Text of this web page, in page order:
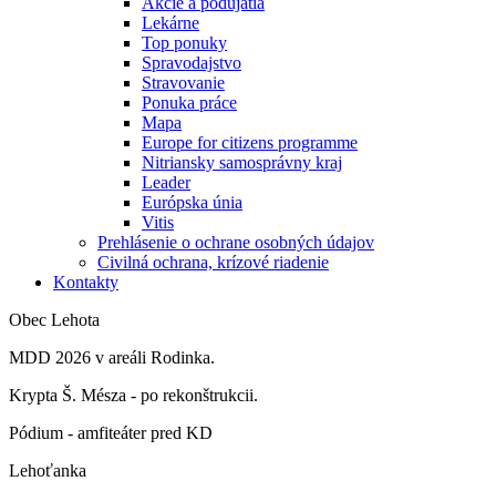
Lekárne
Top ponuky
Spravodajstvo
Stravovanie
Ponuka práce
Mapa
Europe for citizens programme
Nitriansky samosprávny kraj
Leader
Európska únia
Vitis
Prehlásenie o ochrane osobných údajov
Civilná ochrana, krízové riadenie
Kontakty
Obec Lehota
MDD 2026 v areáli Rodinka.
Krypta Š. Mésza - po rekonštrukcii.
Pódium - amfiteáter pred KD
Lehoťanka